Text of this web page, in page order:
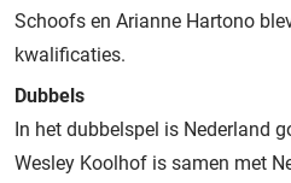
Schoofs en Arianne Hartono
kwalificaties.
Dubbels
In het dubbelspel is Nederland
Wesley Koolhof is samen met